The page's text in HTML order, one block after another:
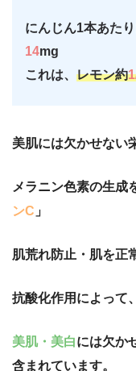
にんじん1本あた
14mg
これは、 レモン約
美肌には欠かせない
メラニン色素の生成
ンC 」
肌荒れ防止・肌を正
抗酸化作用によって
美肌・美白には欠か
含まれています。